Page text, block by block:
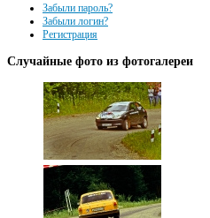
Забыли пароль?
Забыли логин?
Регистрация
Случайные фото из фотогалереи